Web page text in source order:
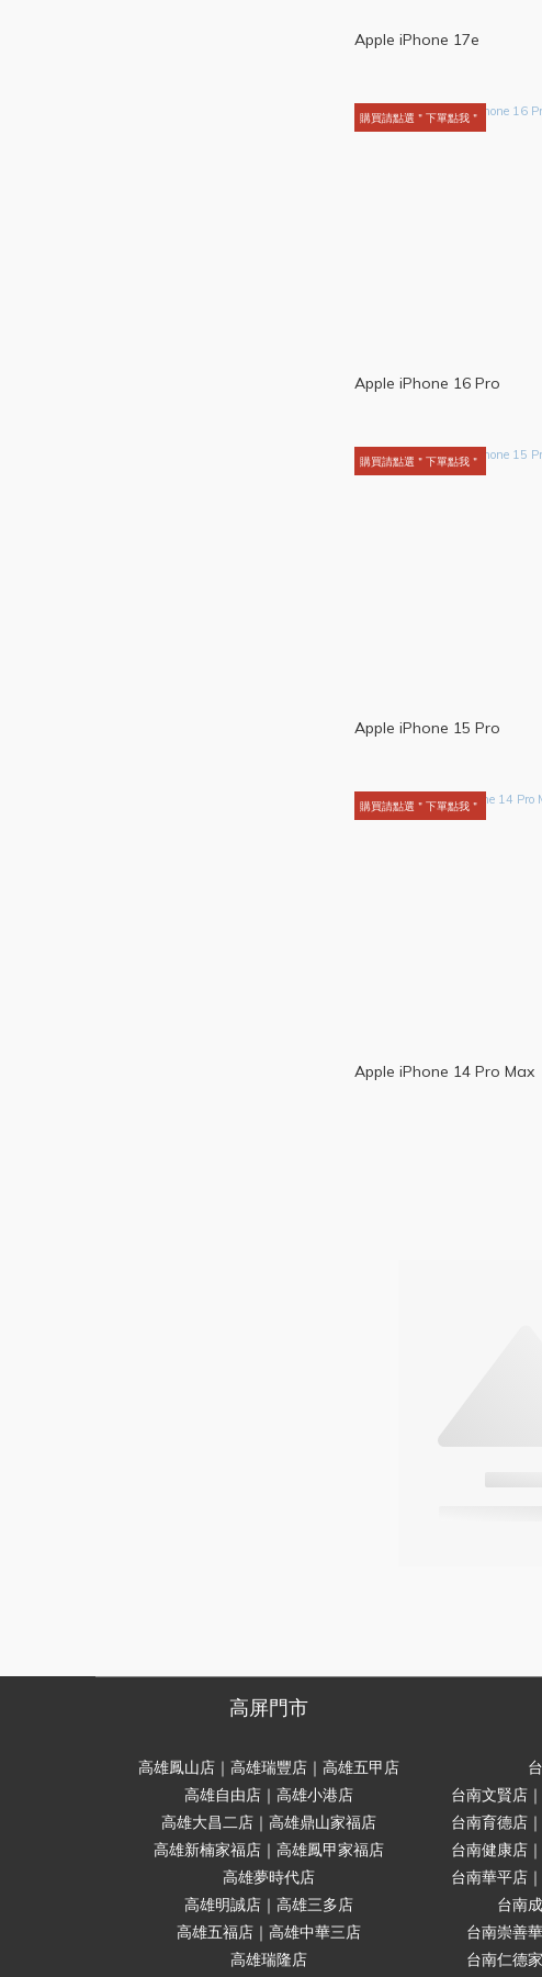
Apple iPhone 17e
購買請點選＂下單點我＂
Apple iPhone 16 Pro
購買請點選＂下單點我＂
Apple iPhone 15 Pro
購買請點選＂下單點我＂
Apple iPhone 14 Pro Max
高屏門市
高雄鳳山店｜高雄瑞豐店｜高雄五甲店
高雄自由店｜高雄小港店
高雄大昌二店｜高雄鼎山家福店
高雄新楠家福店｜高雄鳳甲家福店
高雄夢時代店
高雄明誠店｜高雄三多店
高雄五福店｜高雄中華三店
高雄瑞隆店
台南文賢店
台南育德店
台南健康店
台南華平店
台南
台南崇善
台南仁德